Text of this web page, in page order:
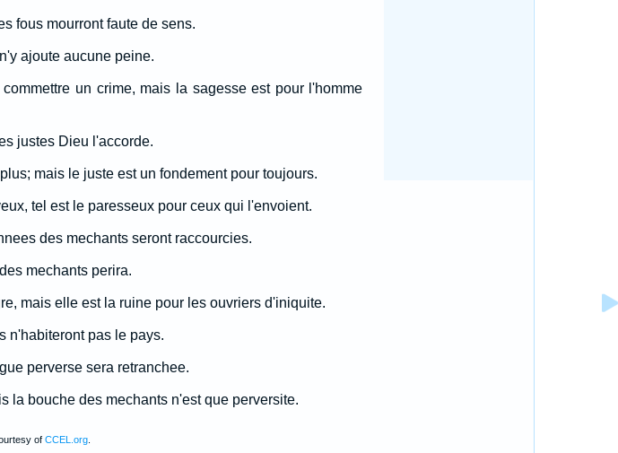
fous mourront faute de sens.
ajoute aucune peine.
un crime, mais la sagesse est pour l'homme
justes Dieu l'accorde.
mais le juste est un fondement pour toujours.
tel est le paresseux pour ceux qui l'envoient.
des mechants seront raccourcies.
mechants perira.
mais elle est la ruine pour les ouvriers d'iniquite.
n'habiteront pas le pays.
perverse sera retranchee.
la bouche des mechants n'est que perversite.
of CCEL.org